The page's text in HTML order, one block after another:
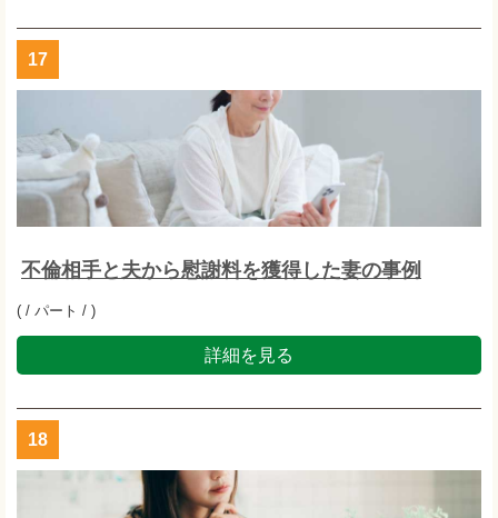
17
不倫相手と夫から慰謝料を獲得した妻の事例
( / パート / )
詳細を見る
18